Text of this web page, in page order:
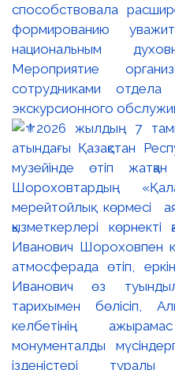
способствовала
формированию
национальным
Мероприятие
сотрудниками отдела
экскурсионного